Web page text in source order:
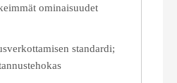
ominaisuudet
standardi;